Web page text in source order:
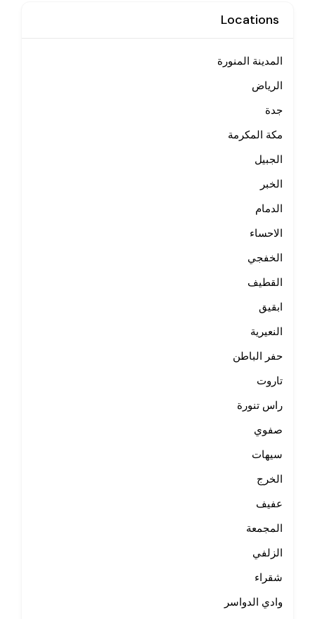
Locations
المدينة المنورة
الرياض
جدة
مكة المكرمة
الجبيل
الخبر
الدمام
الاحساء
الخفجي
القطيف
ابقيق
النعيرية
حفر الباطن
تاروت
راس تنورة
صفوي
سيهات
الخرج
عفيف
المجمعة
الزلفي
شقراء
وادي الدواسر